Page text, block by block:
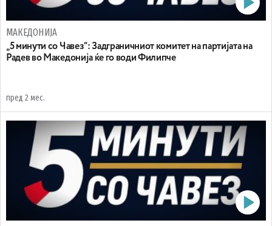
МАКЕДОНИЈА
„5 минути со Чавез“: Задграничниот комитет на партијата на
Радев во Македонија ќе го води Филипче
пред 2 мес.